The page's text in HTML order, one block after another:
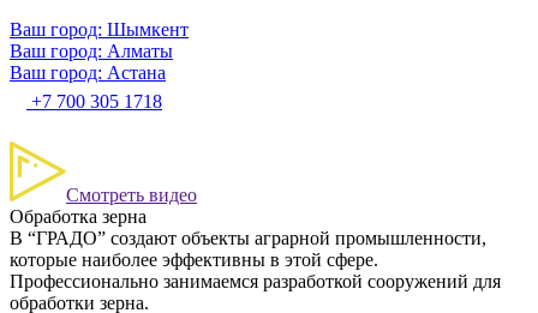
Ваш город: Шымкент
Ваш город: Алматы
Ваш город: Астана
+7 700 305 1718
Смотреть видео
Обработка зерна
В “ГРАДО” создают объекты аграрной промышленности,
которые наиболее эффективны в этой сфере.
Профессионально занимаемся разработкой сооружений для
обработки зерна.